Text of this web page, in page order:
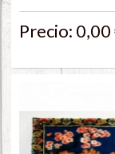
Precio: 0,00